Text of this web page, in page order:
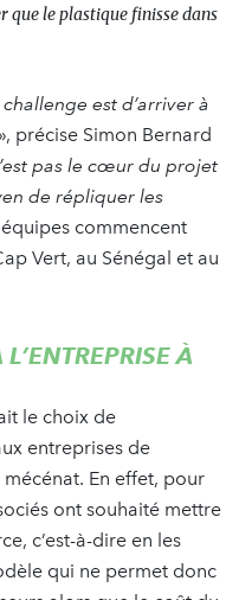
que le plastique finisse dans
est d’arriver à
», précise Simon Bernard
pas le cœur du projet
de répliquer les
équipes commencent
Vert, au Sénégal et au
À
le choix de
entreprises de
En effet, pour
ont souhaité mettre
c’est-à-dire en les
qui ne permet donc